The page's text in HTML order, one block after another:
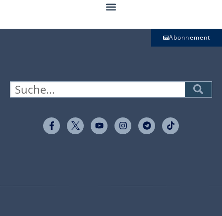
Abonnement